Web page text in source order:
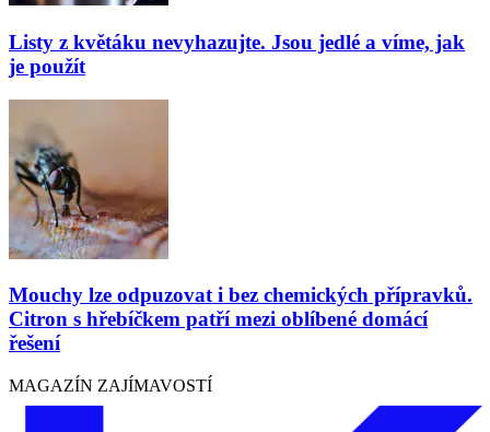
Listy z květáku nevyhazujte. Jsou jedlé a víme, jak
je použít
Mouchy lze odpuzovat i bez chemických přípravků.
Citron s hřebíčkem patří mezi oblíbené domácí
řešení
MAGAZÍN ZAJÍMAVOSTÍ